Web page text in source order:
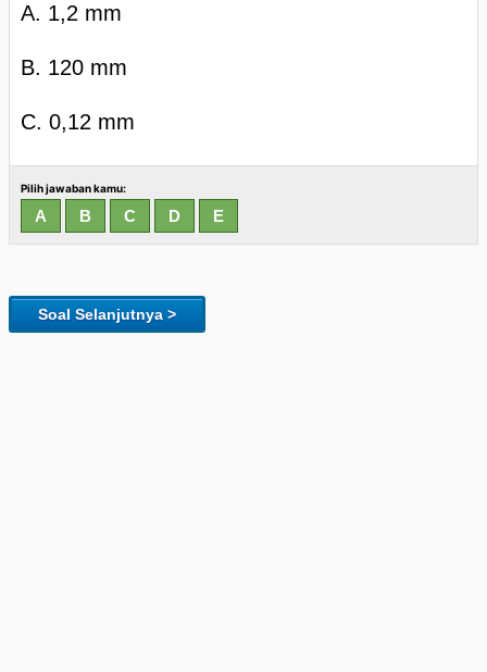
A. 1,2 mm
B. 120 mm
C. 0,12 mm
Pilih jawaban kamu:
Soal Selanjutnya >